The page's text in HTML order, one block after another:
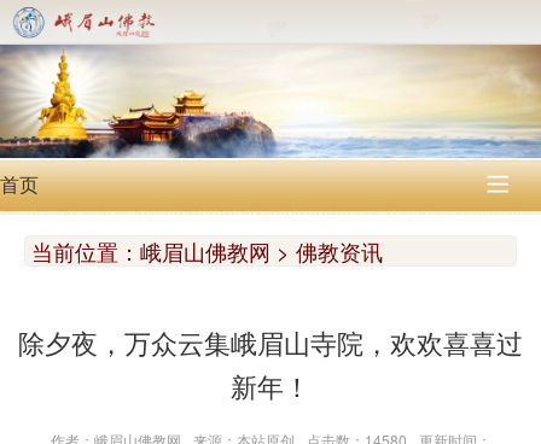
首页 
当前位置： 峨眉山佛教网 > 佛教资讯
除夕夜，万众云集峨眉山寺院，欢欢喜喜过
新年！
作者：峨眉山佛教网 来源：本站原创 点击数：14580
更新时间：